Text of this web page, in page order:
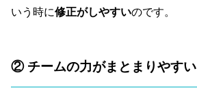
いう時に修正がしやすいのです。
② チームの力がまとまりやすい